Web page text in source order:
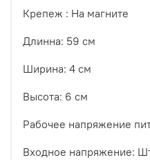
Крепеж : На магните
Длинна: 59 см
Ширина: 4 см
Высота: 6 см
Рабочее напряжение
Входное напряжение: